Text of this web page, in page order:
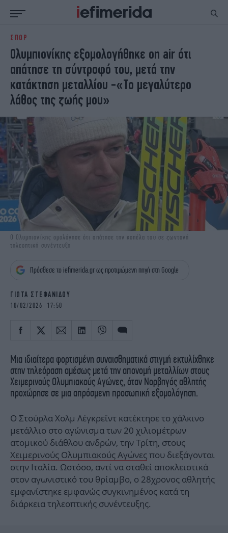
ΕΙΔΗΣΕΙΣ
NON PAPER
ΕΛΛΑΔΑ
ΟΙΚΟΝΟΜΙΑ
ΚΟΣΜΟΣ
ΠΟΛΙΤΙΣΜΟΣ
ΠΑΝΕΛΛΗΝΙΕΣ
ΖΩΗ
ΓΥΝΑΙΚΑ
ENGLISH EDITION
ΠΟΛΗ
STORIES
ΕΚΛΟΓΕΣ
TRAVEL
ΤΕΧΝΟΛΟΓΙΑ
ΥΓΕΙΑ
DESIGN
ΟΛΥΜΠΙΑΚΟΙ ΑΓΩΝΕΣ
EURO
GREEN
PODCAST
iAUTOKINITO
iOPINIONS
iGASTRONOMIE
iBOOKS
ΖΩΔΙΑ
OSCARS
NEWSLETTER
ΣΠΟΡ
Ολυμπιονίκης εξομολογήθηκε on air ότι
απάτησε τη σύντροφό του, μετά την
κατάκτηση μεταλλίου -«Το μεγαλύτερο
λάθος της ζωής μου»
Ο Ολυμπιονίκης ομολόγησε ότι απάτησε την κοπέλα του σε ζωντανή
τηλεοπτική συνέντευξη
Πρόσθεσε το iefimerida.gr ως προτιμώμενη πηγή στη Google
ΓΙΩΤΑ ΣΤΕΦΑΝΙΔΟΥ
10/02/2026 17:50
Μια ιδιαίτερα φορτισμένη συναισθηματικά στιγμή εκτυλίχθηκε
στην τηλεόραση αμέσως μετά την απονομή μεταλλίων στους
Χειμερινούς Ολυμπιακούς Αγώνες, όταν Νορβηγός αθλητής
προχώρησε σε μια απρόσμενη προσωπική εξομολόγηση.
Ο Στούρλα Χολμ Λέγκρεϊντ κατέκτησε το χάλκινο
μετάλλιο στο αγώνισμα των 20 χιλιομέτρων
ατομικού διάθλου ανδρών, την Τρίτη, στους
Χειμερινούς Ολυμπιακούς Αγώνεςπου διεξάγονται
στην Ιταλία. Ωστόσο, αντί να σταθεί αποκλειστικά
στον αγωνιστικό του θρίαμβο, ο 28χρονος αθλητής
εμφανίστηκε εμφανώς συγκινημένος κατά τη
διάρκεια τηλεοπτικής συνέντευξης.